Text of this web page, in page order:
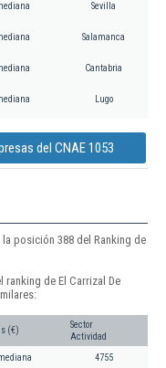
Sevilla
Salamanca
Cantabria
Lugo
del CNAE 1053
posición 388 del Ranking de
de El Carrizal De
(€)
Sector
Actividad
4755